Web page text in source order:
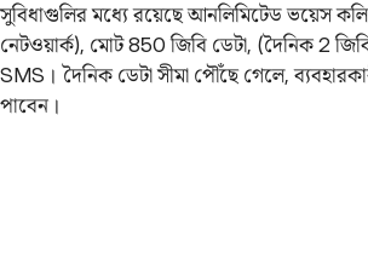
সুবিধাগুলির মধ্যে রয়েছে আনলিমিটেড ভয়েস
নেটওয়ার্ক), মোট 850 জিবি ডেটা, (দৈনিক 2
SMS। দৈনিক ডেটা সীমা পৌঁছে গেলে,
পাবেন।